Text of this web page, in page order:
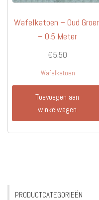
Wafelkatoen – Oud
– 0,5 Meter
€5.50
Wafelkatoen
Toevoegen aan
winkelwagen
PRODUCTCATEGORIEËN